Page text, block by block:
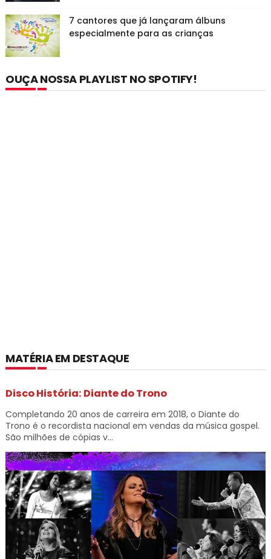
7 cantores que já lançaram álbuns
especialmente para as crianças
OUÇA NOSSA PLAYLIST NO SPOTIFY!
MATÉRIA EM DESTAQUE
Disco História: Diante do Trono
Completando 20 anos de carreira em 2018, o Diante do
Trono é o recordista nacional em vendas da música gospel.
São milhões de cópias v...